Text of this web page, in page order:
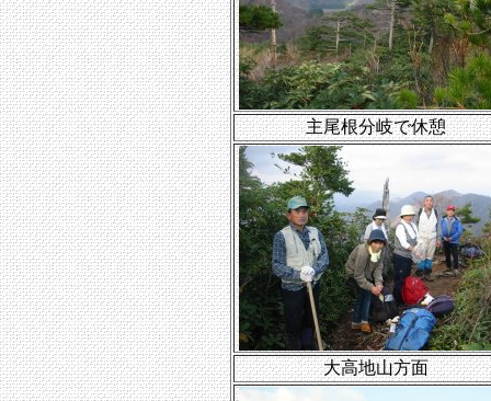
主尾根分岐で休憩
大高地山方面